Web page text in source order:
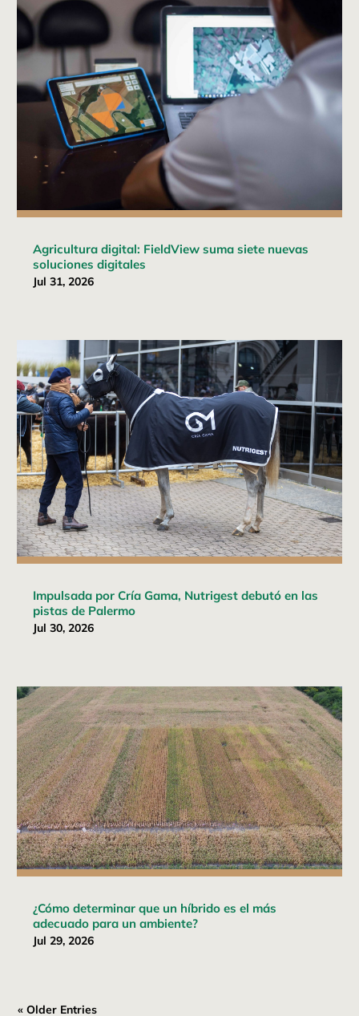
Agricultura digital: FieldView suma siete nuevas
soluciones digitales
Jul 31, 2026
Impulsada por Cría Gama, Nutrigest debutó en las
pistas de Palermo
Jul 30, 2026
¿Cómo determinar que un híbrido es el más
adecuado para un ambiente?
Jul 29, 2026
« Older Entries